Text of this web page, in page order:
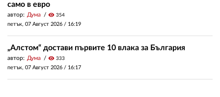
само в евро
автор: Дума visibility 354
петък, 07 Август 2026 / 16:19
„Алстом“ достави първите 10 влака за България
автор: Дума visibility 333
петък, 07 Август 2026 / 16:17